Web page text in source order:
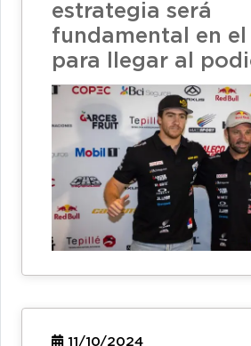
estrategia será
fundamental en el
para llegar al
11/10/2024